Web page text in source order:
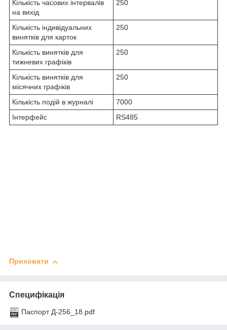
Кількість часових інтервалів
на вихід
250
Кількість індивідуальних
винятків для карток
250
Кількість винятків для
тижневих графіків
250
Кількість винятків для
місячних графіків
250
Кількість подій в журналі
7000
Інтерфейс
RS485
Приховати
Специфікація
Паспорт Д-256_18.pdf